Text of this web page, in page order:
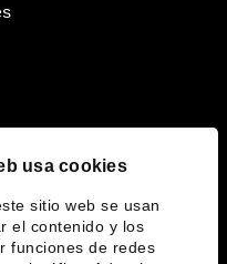
usa cookies
sitio web se usan
el contenido y los
funciones de redes